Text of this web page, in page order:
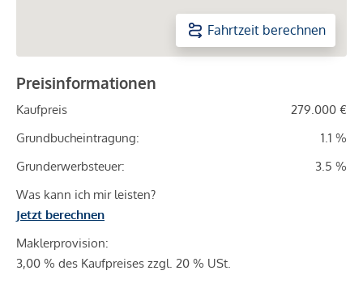
Fahrtzeit berechnen
Preisinformationen
Kaufpreis
279.000 €
Grundbucheintragung:
1.1 %
Grunderwerbsteuer:
3.5 %
Was kann ich mir leisten?
Jetzt berechnen
Maklerprovision:
3,00 % des Kaufpreises zzgl. 20 % USt.